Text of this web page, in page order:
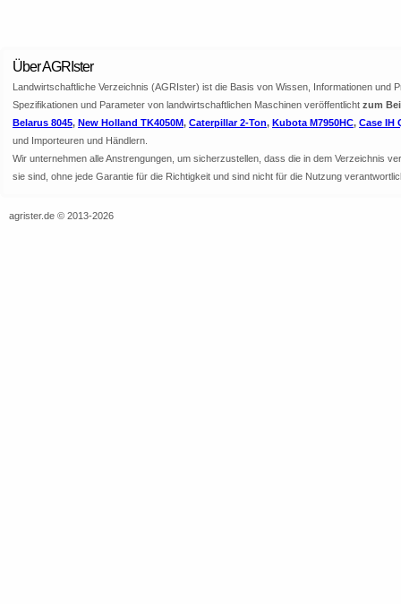
Über AGRIster
Landwirtschaftliche Verzeichnis (AGRIster) ist die Basis von Wissen, Informationen
Spezifikationen und Parameter von landwirtschaftlichen Maschinen veröffentlicht zum
Belarus 8045, New Holland TK4050M, Caterpillar 2-Ton, Kubota M7950HC, Case IH
und Importeuren und Händlern.
Wir unternehmen alle Anstrengungen, um sicherzustellen, dass die in dem Verzeichnis
sie sind, ohne jede Garantie für die Richtigkeit und sind nicht für die Nutzung
agrister.de © 2013-2026